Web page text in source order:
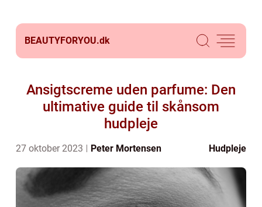
BEAUTYFORYOU.dk
Ansigtscreme uden parfume: Den
ultimative guide til skånsom
hudpleje
27 oktober 2023 Peter Mortensen Hudpleje